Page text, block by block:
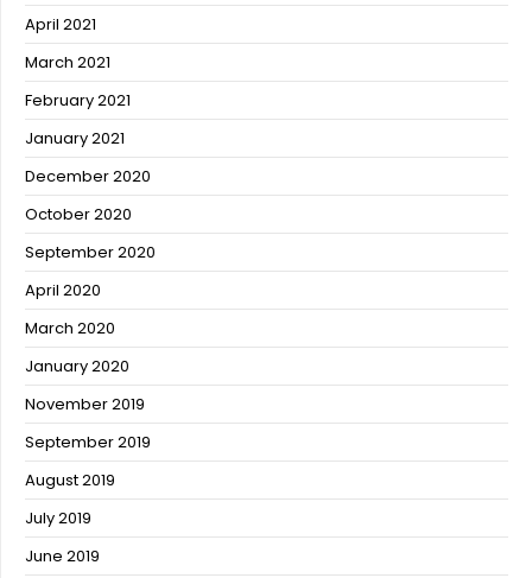
April 2021
March 2021
February 2021
January 2021
December 2020
October 2020
September 2020
April 2020
March 2020
January 2020
November 2019
September 2019
August 2019
July 2019
June 2019